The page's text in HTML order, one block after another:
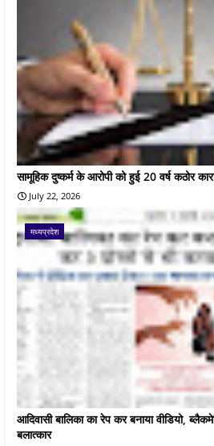
सामूहिक दुष्कर्म के आरोपी को हुई 20 वर्ष कठोर
July 22, 2026
मध्यप्रदेश
आदिवासी बालिका का रेप कर बनाया वीडियो,
बलात्कार